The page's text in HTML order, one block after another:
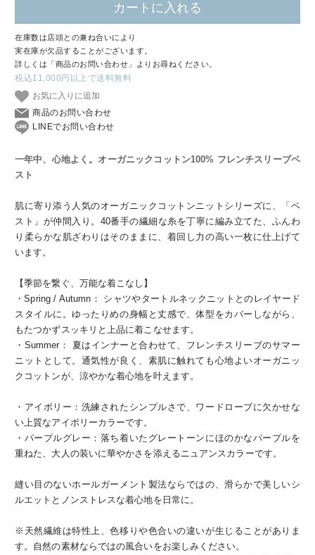
カートに入れる
在庫数は店頭との兼ね合いにより
実在庫が欠品することがございます。
詳しくは「商品のお問い合わせ」よりお尋ねください。
税込11,000円以上で送料無料
お気に入りに追加
商品のお問い合わせ
LINEでお問い合わせ
一年中、心地よく。オーガニックコットン100% フレンチスリーブベ
スト
肌に寄り添う人気のオーガニックコットンニットシリーズに、「ベ
スト」が仲間入り。40番手の繊細な糸を丁寧に編み立てた、ふんわ
り柔らかな肌ざわりはそのままに、着回し力の高い一枚に仕上げて
います。
【季節を繋ぐ、万能な着こなし】
・Spring / Autumn： シャツやタートルネックニットとのレイヤード
スタイルに。ゆったりめの身幅と丈感で、体型をカバーしながら、
もたつかずスッキリと上品に着こなせます。
・Summer： 夏はインナーと合わせて、フレンチスリーブのサマー
ニットとして。通気性が良く、素肌に触れても心地よいオーガニッ
クコットンが、涼やかな着心地を叶えます。
・アイボリー：洗練されたシンプルさで、ワードローブに欠かせな
い上質なアイボリーカラーです。
・パープルグレー：落ち着いたグレートーンにほのかなパープルを
重ねた、大人の装いに華やかさを添えるニュアンスカラーです。
縫い目のないホールガーメント製法ならではの、滑らかで美しいシ
ルエットとノンストレスな着心地を日常に。
※天然繊維は特性上、色移りや色合いの違いが生じることがありま
す。自然の素材ならではの風合いをお楽しみください。